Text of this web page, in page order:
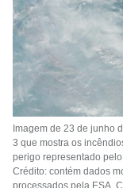
Imagem de 23 de junho
3 que mostra os
perigo representado
Crédito: contém dados
processados pela ESA,